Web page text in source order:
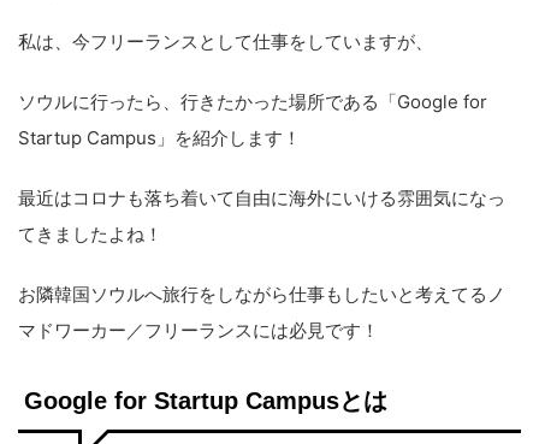
私は、今フリーランスとして仕事をしていますが、
ソウルに行ったら、行きたかった場所である「Google for
Startup Campus」を紹介します！
最近はコロナも落ち着いて自由に海外にいける雰囲気になっ
てきましたよね！
お隣韓国ソウルへ旅行をしながら仕事もしたいと考えてるノ
マドワーカー／フリーランスには必見です！
Google for Startup Campusとは